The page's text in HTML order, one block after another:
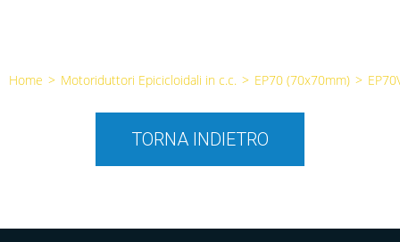
Home > Motoriduttori Epicicloidali in c.c. > EP70 (70x70mm) >
TORNA INDIETRO